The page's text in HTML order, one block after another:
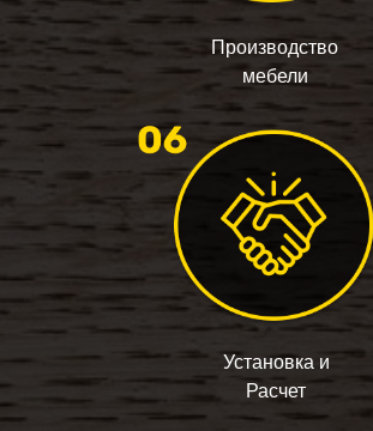
Производство
мебели
Установка и
Расчет